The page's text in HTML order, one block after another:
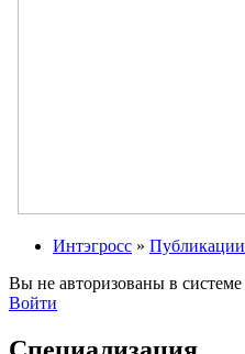
Интэгросс » Публикации
Вы не авторизованы в системе
Войти